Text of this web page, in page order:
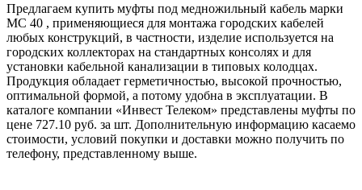
Предлагаем купить муфты под медножильный кабель марки
МС 40 , применяющиеся для монтажа городских кабелей
любых конструкций, в частности, изделие используется на
городских коллекторах на стандартных консолях и для
установки кабельной канализации в типовых колодцах.
Продукция обладает герметичностью, высокой прочностью,
оптимальной формой, а потому удобна в эксплуатации. В
каталоге компании «Инвест Телеком» представлены муфты по
цене 727.10 руб. за шт. Дополнительную информацию касаемо
стоимости, условий покупки и доставки можно получить по
телефону, представленному выше.